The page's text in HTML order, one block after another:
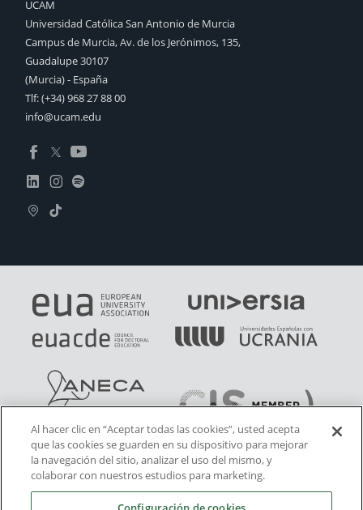
UCAM
Universidad Católica San Antonio de Murcia
Campus de Murcia, Av. de los Jerónimos, 135,
Guadalupe 30107
(Murcia) - España
Tlf:(+34) 968 27 88 00
info@ucam.edu
Al hacer clic en “Aceptar todas las cookies”, usted acepta
que las cookies se guarden en su dispositivo para mejorar
la navegación del sitio, analizar el uso del mismo, y
colaborar con nuestros estudios para marketing.